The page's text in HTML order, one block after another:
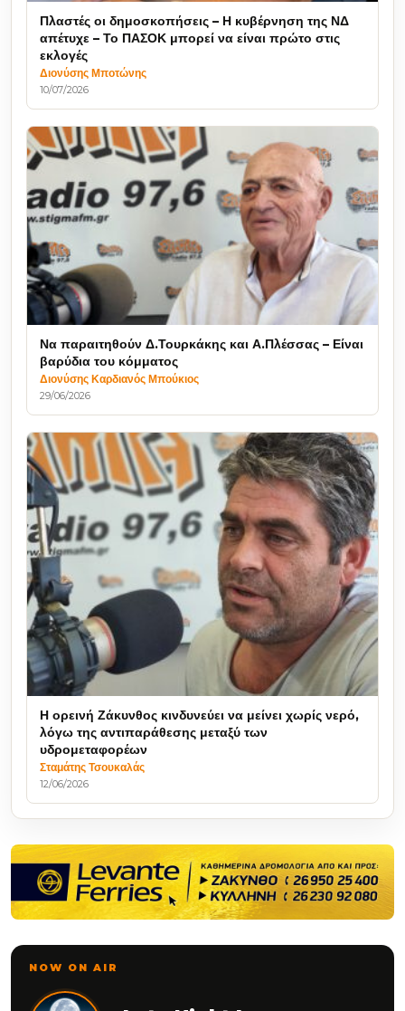
Πλαστές οι δημοσκοπήσεις – Η κυβέρνηση της ΝΔ
απέτυχε – Το ΠΑΣΟΚ μπορεί να είναι πρώτο στις
εκλογές
Διονύσης Μποτώνης
10/07/2026
Να παραιτηθούν Δ.Τουρκάκης και Α.Πλέσσας – Είναι
βαρύδια του κόμματος
Διονύσης Καρδιανός Μπούκιος
29/06/2026
Η ορεινή Ζάκυνθος κινδυνεύει να μείνει χωρίς νερό,
λόγω της αντιπαράθεσης μεταξύ των
υδρομεταφορέων
Σταμάτης Τσουκαλάς
12/06/2026
NOW ON AIR